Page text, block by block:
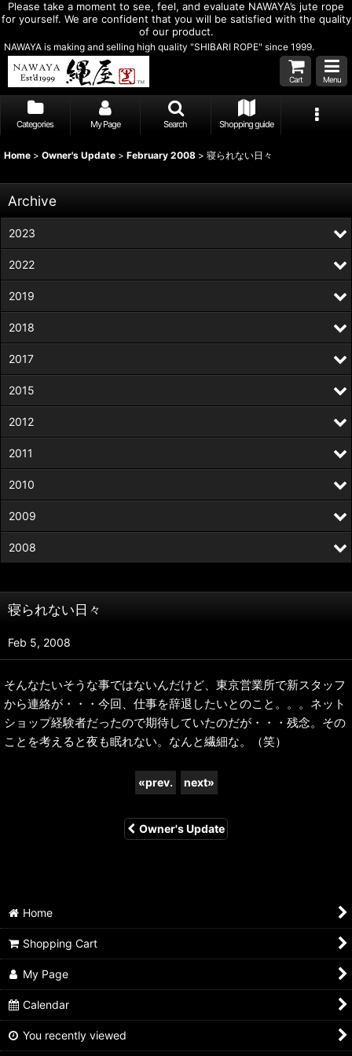
Please take a moment to see, feel, and evaluate NAWAYA’s jute rope
for yourself. We are confident that you will be satisfied with the quality
of our product.
NAWAYA is making and selling high quality "SHIBARI ROPE" since 1999.
Cart Menu
Categories My Page Search Shopping guide
Home > Owner's Update > February 2008 > 寝られない日々
寝られない日々
Feb 5, 2008
そんなたいそうな事ではないんだけど、東京営業所で新スタッフ
から連絡が・・・今回、仕事を辞退したいとのこと。。。ネット
ショップ経験者だったので期待していたのだが・・・残念。その
ことを考えると夜も眠れない。なんと繊細な。（笑）
«prev. next»
Owner's Update
Archive
2023
2022
2019
2018
2017
2015
2012
2011
2010
2009
2008
Home
Shopping Cart
My Page
Calendar
You recently viewed